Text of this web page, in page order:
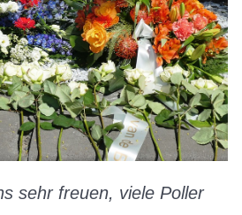
sehr freuen, viele Poller